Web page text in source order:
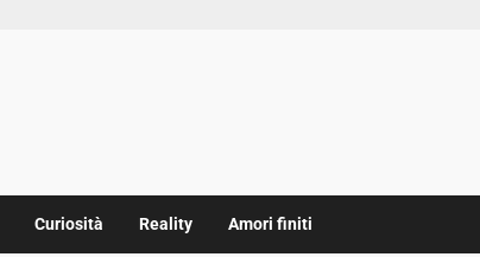
Curiosità Reality Amori finiti